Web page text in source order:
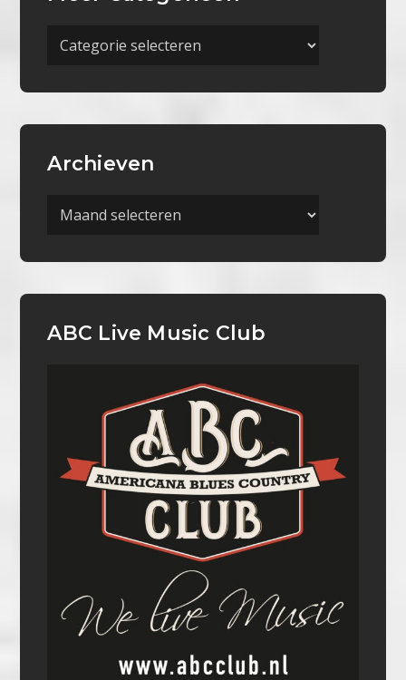
Meer
Archieven
Archieven
ABC Live Music Club